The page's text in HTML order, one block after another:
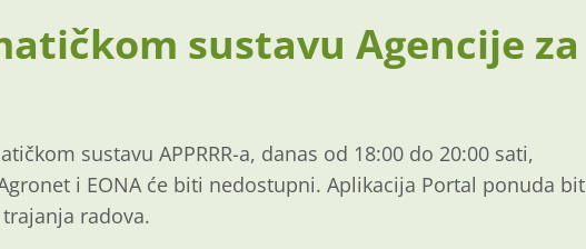
sustavu Agencije za
sustavu APPRRR-a, danas od 18:00 do 20:00 sati,
i EONA će biti nedostupni. Aplikacija Portal ponuda bit
radova.